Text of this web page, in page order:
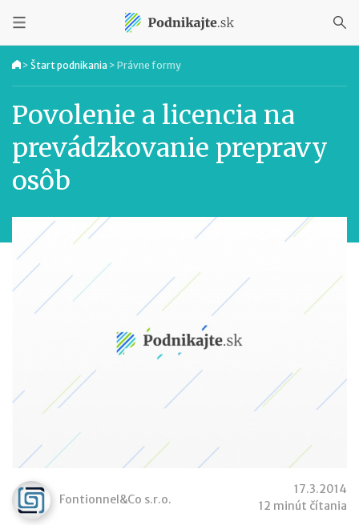
> Štart podnikania > Právne formy
Povolenie a licencia na
prevádzkovanie prepravy
osôb
Fontionnel&Co s.r.o.
17.3.2014
12 minút čítania